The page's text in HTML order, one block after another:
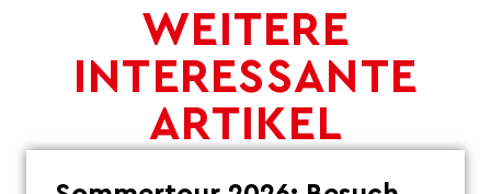
WEITERE
INTERESSANTE
ARTIKEL